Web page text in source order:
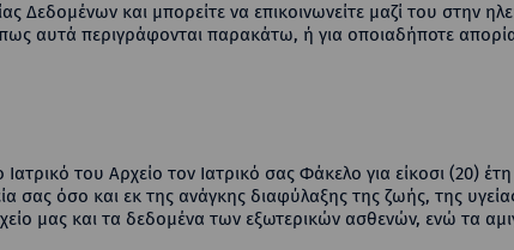
Δεδομένων και μπορείτε να επικοινωνείτε μαζί του στην
αυτά περιγράφονται παρακάτω, ή για οποιαδήποτε
του Αρχείο τον Ιατρικό σας Φάκελο για είκοσι (20)
όσο και εκ της ανάγκης διαφύλαξης της ζωής, της
μας και τα δεδομένα των εξωτερικών ασθενών, ενώ τα